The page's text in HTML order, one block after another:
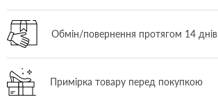
Обмін/повернення протягом 14 днів
Примірка товару перед покупкою